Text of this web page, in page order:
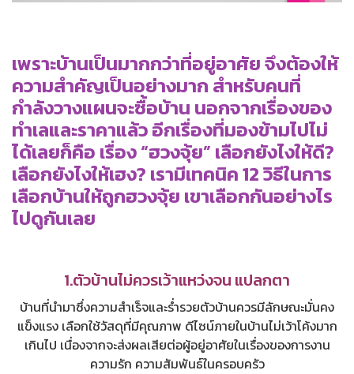
เพราะบ้านเป็นมากกว่าที่อยู่อาศัย จึงต้องให้
ความสำคัญเป็นอย่างมาก สำหรับคนที่
กำลังวางแผนจะซื้อบ้าน นอกจากเรื่องของ
ทำเลและราคาแล้ว อีกเรื่องที่มองข้ามไปไม่
ได้เลยก็คือ เรื่อง “ฮวงจุ้ย” เลือกยังไงให้ดี?
เลือกยังไงให้เฮง? เรามีเทคนิค 12 วิธีในการ
เลือกบ้านให้ถูกฮวงจุ้ย เขาเลือกกันอย่างไร
ไปดูกันเลย
1.ตัวบ้านไม่ควรเว้าแหว่งจน แปลกตา
บ้านที่นำมาซึ่งความสำเร็จและร่ำรวยตัวบ้านควรมีลักษณะมั่นคง
แข็งแรง เลือกใช้วัสดุที่มีคุณภาพ ดีไซน์ภายในบ้านไม่เว้าโค้งมาก
เกินไป เนื่องจากจะส่งผลเสียต่อผู้อยู่อาศัยในเรื่องของการงาน
ความรัก ความสัมพันธ์ในครอบครัว